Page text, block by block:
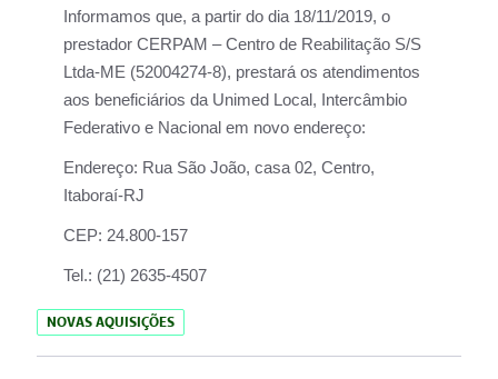
Informamos que, a partir do dia 18/11/2019, o
prestador CERPAM – Centro de Reabilitação S/S
Ltda-ME (52004274-8), prestará os atendimentos
aos beneficiários da Unimed Local, Intercâmbio
Federativo e Nacional em novo endereço:
Endereço: Rua São João, casa 02, Centro,
Itaboraí-RJ
CEP: 24.800-157
Tel.: (21) 2635-4507
NOVAS AQUISIÇÕES